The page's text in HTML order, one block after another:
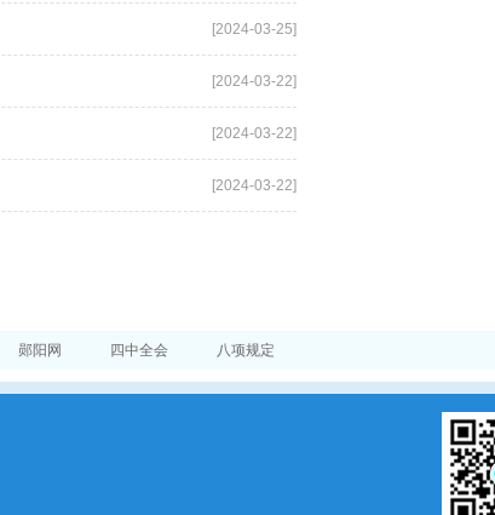
[2024-03-25]
[2024-03-22]
[2024-03-22]
[2024-03-22]
郧阳网 四中全会 八项规定